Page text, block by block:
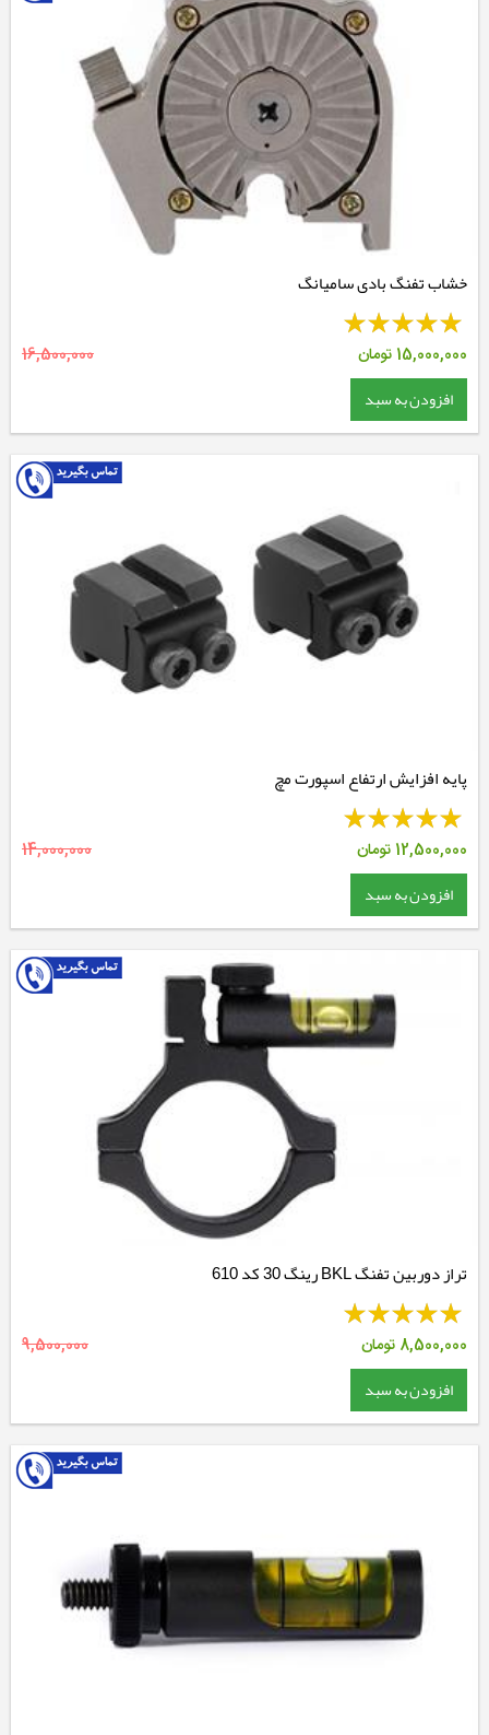
خشاب تفنگ بادی سامیانگ
15,000,000 تومان 16,500,000
افزودن به سبد
پایه افزایش ارتفاع اسپورت مچ
12,500,000 تومان 14,000,000
افزودن به سبد
تراز دوربین تفنگ BKL رینگ 30 کد 610
8,500,000 تومان 9,500,000
افزودن به سبد